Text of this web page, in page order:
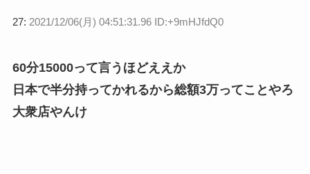
27: 2021/12/06(月) 04:51:31.96 ID:+9mHJfdQ0
60分15000って言うほどええか
日本で半分持ってかれるから総額3万ってことやろ
大衆店やんけ